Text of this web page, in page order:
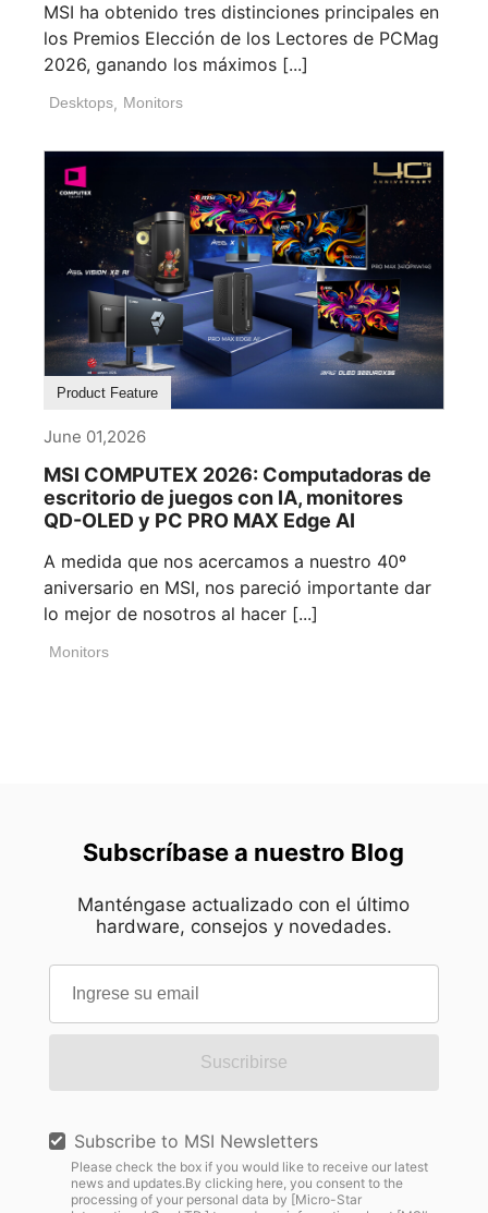
MSI ha obtenido tres distinciones principales en
los Premios Elección de los Lectores de PCMag
2026, ganando los máximos [...]
Desktops, Monitors
Product Feature
June 01,2026
MSI COMPUTEX 2026: Computadoras de
escritorio de juegos con IA, monitores
QD-OLED y PC PRO MAX Edge AI
A medida que nos acercamos a nuestro 40º
aniversario en MSI, nos pareció importante dar
lo mejor de nosotros al hacer [...]
Monitors
Subscríbase a nuestro Blog
Manténgase actualizado con el último
hardware, consejos y novedades.
Suscribirse
Subscribe to MSI Newsletters
Please check the box if you would like to receive our latest
news and updates.By clicking here, you consent to the
processing of your personal data by [Micro-Star